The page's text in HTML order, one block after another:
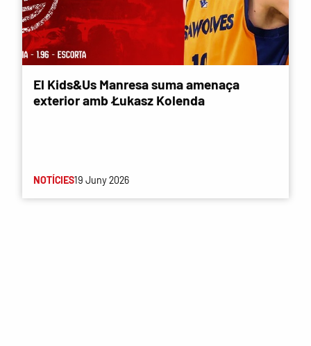
El Kids&Us Manresa suma amenaça
exterior amb Łukasz Kolenda
NOTÍCIES19 Juny 2026